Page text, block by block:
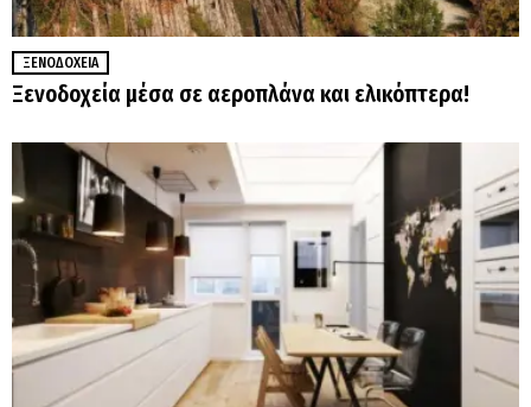
ΞΕΝΟΔΟΧΕΊΑ
Ξενοδοχεία μέσα σε αεροπλάνα και ελικόπτερα!